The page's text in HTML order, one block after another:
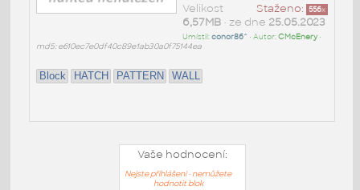
Staženo: 556x
Velikost
6,57MB• ze dne 25.05.2023
Umístil:conor86^ • Autor:CMcEnery•
md5: e610ec7e0df40c89e1ab30a0f75144ea
Block HATCH PATTERN WALL
Vaše hodnocení:
Nejste přihlášeni - nemůžete
hodnotit blok